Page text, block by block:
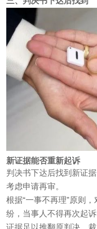
新证据能否重新起诉
判决书下达后找到新证
考虑申请再审。
根据“一事不再理”原则
纷，当事人不得再次起